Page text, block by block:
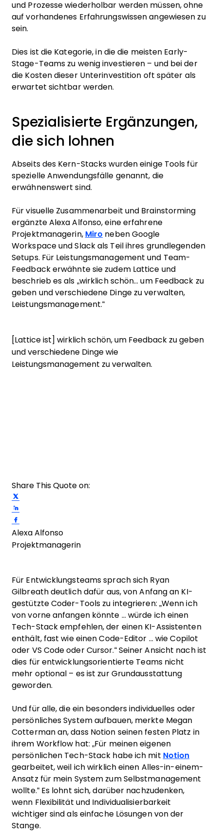
und Prozesse wiederholbar werden müssen, ohne
auf vorhandenes Erfahrungswissen angewiesen zu
sein.
Dies ist die Kategorie, in die die meisten Early-
Stage-Teams zu wenig investieren – und bei der
die Kosten dieser Unterinvestition oft später als
erwartet sichtbar werden.
Spezialisierte Ergänzungen,
die sich lohnen
Abseits des Kern-Stacks wurden einige Tools für
spezielle Anwendungsfälle genannt, die
erwähnenswert sind.
Für visuelle Zusammenarbeit und Brainstorming
ergänzte Alexa Alfonso, eine erfahrene
Projektmanagerin, Miro neben Google
Workspace und Slack als Teil ihres grundlegenden
Setups. Für Leistungsmanagement und Team-
Feedback erwähnte sie zudem Lattice und
beschrieb es als „wirklich schön… um Feedback zu
geben und verschiedene Dinge zu verwalten,
Leistungsmanagement.“
[Lattice ist] wirklich schön, um Feedback zu geben
und verschiedene Dinge wie
Leistungsmanagement zu verwalten.
Share This Quote on:
Alexa Alfonso
Projektmanagerin
Für Entwicklungsteams sprach sich Ryan
Gilbreath deutlich dafür aus, von Anfang an KI-
gestützte Coder-Tools zu integrieren: „Wenn ich
von vorne anfangen könnte ... würde ich einen
Tech-Stack empfehlen, der einen KI-Assistenten
enthält, fast wie einen Code-Editor ... wie Copilot
oder VS Code oder Cursor.“ Seiner Ansicht nach ist
dies für entwicklungsorientierte Teams nicht
mehr optional – es ist zur Grundausstattung
geworden.
Und für alle, die ein besonders individuelles oder
persönliches System aufbauen, merkte Megan
Cotterman an, dass Notion seinen festen Platz in
ihrem Workflow hat: „Für meinen eigenen
persönlichen Tech-Stack habe ich mit Notion
gearbeitet, weil ich wirklich einen Alles-in-einem-
Ansatz für mein System zum Selbstmanagement
wollte.“ Es lohnt sich, darüber nachzudenken,
wenn Flexibilität und Individualisierbarkeit
wichtiger sind als einfache Lösungen von der
Stange.